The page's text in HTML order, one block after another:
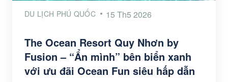
DU LỊCH PHÚ QUỐC 15 Th5 2026
The Ocean Resort Quy Nhơn by
Fusion – “Ẩn mình” bên biển xanh
với ưu đãi Ocean Fun siêu hấp dẫn